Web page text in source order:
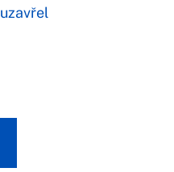
uzavřel